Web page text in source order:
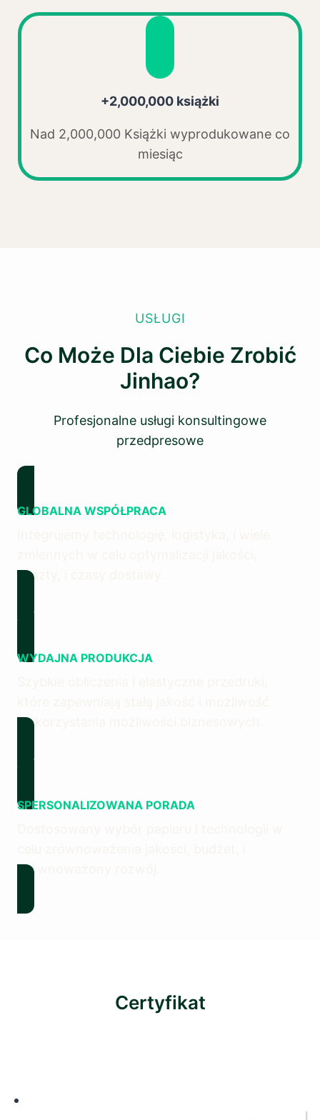
+2,000,000 książki
Nad 2,000,000 Książki wyprodukowane co
miesiąc
USŁUGI
Co Może Dla Ciebie Zrobić
Jinhao?
Profesjonalne usługi konsultingowe
przedpresowe
GLOBALNA WSPÓŁPRACA
koszty, i czasy dostawy.
WYDAJNA PRODUKCJA
wykorzystania możliwości biznesowych.
SPERSONALIZOWANA PORADA
zrównoważony rozwój.
Certyfikat